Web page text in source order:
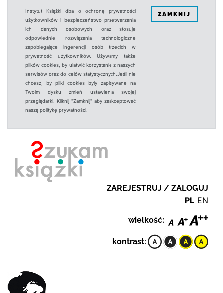
Instytut Książki dba o ochronę prywatności
użytkowników i bezpieczeństwo przetwarzania
ich danych osobowych oraz stosuje
odpowiednie rozwiązania technologiczne
zapobiegające ingerencji osób trzecich w
prywatność użytkowników. Używamy także
plików cookies, by ułatwić korzystanie z naszych
serwisów oraz do celów statystycznych.Jeśli nie
chcesz, by pliki cookies były zapisywane na
Twoim dysku zmień ustawienia swojej
przeglądarki. Kliknij "Zamknij" aby zaakceptować
naszą politykę prywatności.
ZAMKNIJ
ZAREJESTRUJ / ZALOGUJ
PL EN
wielkość:
kontrast: